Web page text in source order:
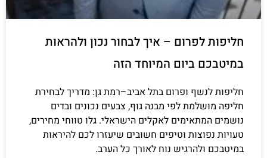
חליפות לפרום – איך לבחור נכון ולהראות
במיטבכם ביום המיוחד הזה
חליפות לנשף ופרום בתל אביב–רמת גן: מדריך לבחירת
חליפה מושלמת לפי מבנה גוף, צבעים נכונים ובדים
נושמים המתאימים לאקלים הישראלי. גלו טווחי מחירים,
טעויות נפוצות וטיפים חשובים שיעזרו לכם להיראות
במיטבכם ולהרגיש נוח לאורך כל הערב.